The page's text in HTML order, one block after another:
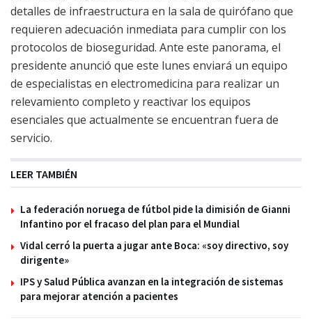
detalles de infraestructura en la sala de quirófano que
requieren adecuación inmediata para cumplir con los
protocolos de bioseguridad. Ante este panorama, el
presidente anunció que este lunes enviará un equipo
de especialistas en electromedicina para realizar un
relevamiento completo y reactivar los equipos
esenciales que actualmente se encuentran fuera de
servicio.
LEER TAMBIÉN
La federación noruega de fútbol pide la dimisión de Gianni
Infantino por el fracaso del plan para el Mundial
Vidal cerró la puerta a jugar ante Boca: «soy directivo, soy
dirigente»
IPS y Salud Pública avanzan en la integración de sistemas
para mejorar atención a pacientes